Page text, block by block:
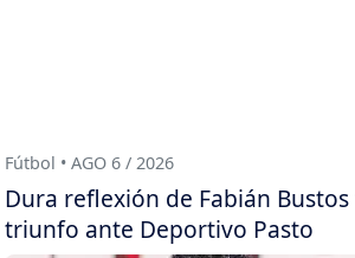
Fútbol • AGO 6 / 2026
Dura reflexión de Fabián
triunfo ante Deportivo Pasto